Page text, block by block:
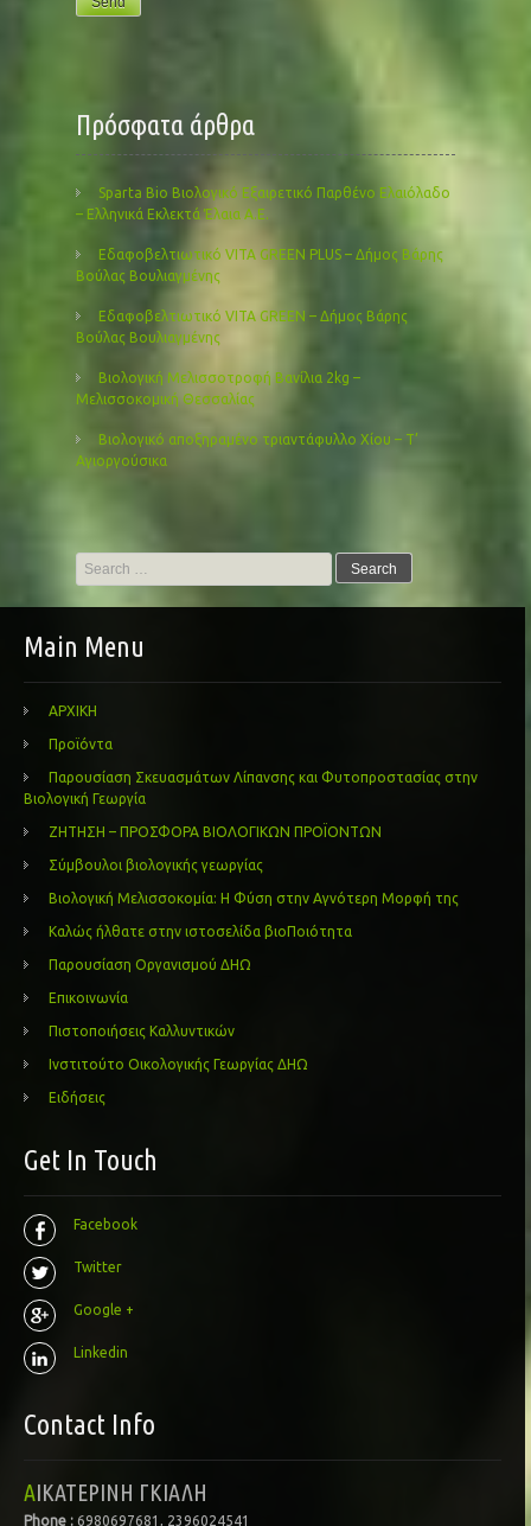
Πρόσφατα άρθρα
Sparta Bio Βιολογικό Εξαιρετικό Παρθένο Ελαιόλαδο
– Ελληνικά Εκλεκτά Έλαια Α.Ε.
Εδαφοβελτιωτικό VITA GREEN PLUS – Δήμος Βάρης
Βούλας Βουλιαγμένης
Εδαφοβελτιωτικό VITA GREEN – Δήμος Βάρης
Βούλας Βουλιαγμένης
Βιολογική Μελισσοτροφή Βανίλια 2kg –
Μελισσοκομική Θεσσαλίας
Βιολογικό αποξηραμένο τριαντάφυλλο Χίου – Τ’
Αγιοργούσικα
Search
for:
Main Menu
ΑΡΧΙΚΗ
Προϊόντα
Παρουσίαση Σκευασμάτων Λίπανσης και Φυτοπροστασίας στην
Βιολογική Γεωργία
ΖΗΤΗΣΗ – ΠΡΟΣΦΟΡΑ ΒΙΟΛΟΓΙΚΩΝ ΠΡΟΪΟΝΤΩΝ
Σύμβουλοι βιολογικής γεωργίας
Βιολογική Μελισσοκομία: Η Φύση στην Αγνότερη Μορφή της
Καλώς ήλθατε στην ιστοσελίδα βιοΠοιότητα
Παρουσίαση Οργανισμού ΔΗΩ
Επικοινωνία
Πιστοποιήσεις Καλλυντικών
Ινστιτούτο Οικολογικής Γεωργίας ΔΗΩ
Ειδήσεις
Get In Touch
Facebook
Twitter
Google +
Linkedin
Contact Info
ΑΙΚΑΤΕΡΙΝΗ ΓΚΙΑΛΗ
Phone : 6980697681, 2396024541